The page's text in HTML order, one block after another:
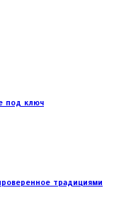
под ключ
традициями